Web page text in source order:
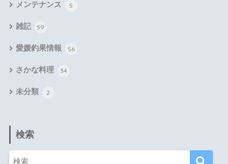
メンテナンス 5
雑記 59
愛媛釣果情報 56
さかな料理 34
未分類 2
検索